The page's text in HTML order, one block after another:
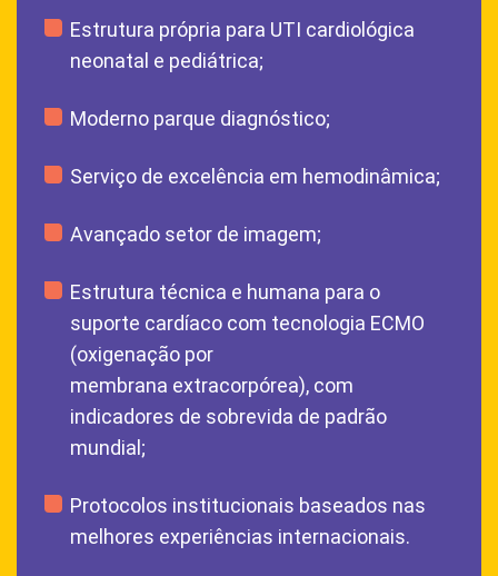
Estrutura própria para UTI cardiológica
neonatal e pediátrica;
Moderno parque diagnóstico;
Serviço de excelência em hemodinâmica;
Avançado setor de imagem;
Estrutura técnica e humana para o
suporte cardíaco com tecnologia ECMO
(oxigenação por
membrana extracorpórea), com
indicadores de sobrevida de padrão
mundial;
Protocolos institucionais baseados nas
melhores experiências internacionais.